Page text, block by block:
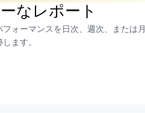
なレポート
ォーマンスを日次、週次、または月
ます。